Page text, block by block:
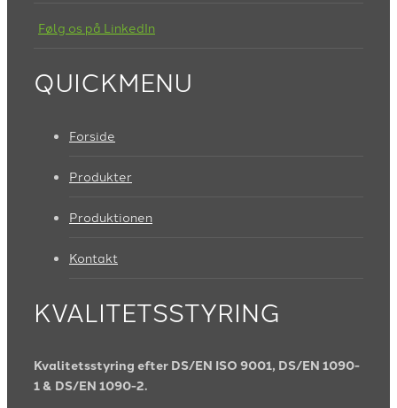
Følg os på LinkedIn
QUICKMENU
Forside
Produkter
Produktionen
Kontakt
KVALITETSSTYRING
Kvalitetsstyring efter DS/EN ISO 9001, DS/EN 1090-
1 & DS/EN 1090-2.